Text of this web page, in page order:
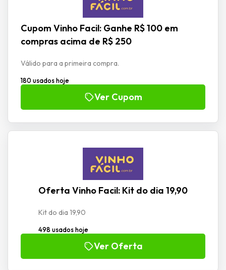
Cupom Vinho Facil: Ganhe R$ 100 em
compras acima de R$ 250
Válido para a primeira compra.
180 usados hoje
Ver Cupom
Oferta Vinho Facil: Kit do dia 19,90
Kit do dia 19,90
498 usados hoje
Ver Oferta